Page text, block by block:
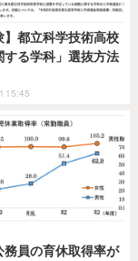
】都立科学技術高校
する学科」選抜方法
15:45
務員の育休取得率が